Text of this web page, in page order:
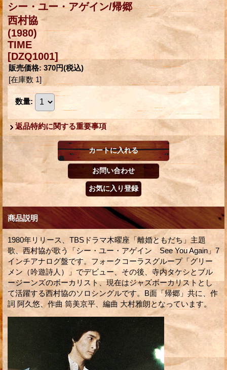
シー・ユー・アゲイン/帰郷
西村協
(1980)
TIME
[DZQ1001]
販売価格: 370円(税込)
[在庫数 1]
数量:
返品特約に関する重要事項
商品説明
1980年リリース、TBSドラマ木曜座「離婚ともだち」主題
歌、西村協が歌う「シー・ユー・アゲイン See You Again」7
インチアナログ盤です。フォークコーラスグループ「グリー
メン（吟遊詩人）」でデビュー、その後、寺内タケシとブル
ージーンズのボーカリスト、現在はジャズボーカリストとし
て活躍する西村協のソロシングルです。B面「帰郷」共に、作
詞 阿久悠、作曲 筒美京平、編曲 大村雅朗となっています。